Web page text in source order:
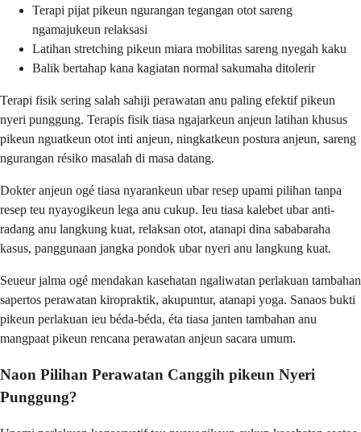
Terapi pijat pikeun ngurangan tegangan otot sareng
ngamajukeun relaksasi
Latihan stretching pikeun miara mobilitas sareng nyegah kaku
Balik bertahap kana kagiatan normal sakumaha ditolerir
Terapi fisik sering salah sahiji perawatan anu paling efektif pikeun
nyeri punggung. Terapis fisik tiasa ngajarkeun anjeun latihan khusus
pikeun nguatkeun otot inti anjeun, ningkatkeun postura anjeun, sareng
ngurangan résiko masalah di masa datang.
Dokter anjeun ogé tiasa nyarankeun ubar resep upami pilihan tanpa
resep teu nyayogikeun lega anu cukup. Ieu tiasa kalebet ubar anti-
radang anu langkung kuat, relaksan otot, atanapi dina sababaraha
kasus, panggunaan jangka pondok ubar nyeri anu langkung kuat.
Seueur jalma ogé mendakan kasehatan ngaliwatan perlakuan tambahan
sapertos perawatan kiropraktik, akupuntur, atanapi yoga. Sanaos bukti
pikeun perlakuan ieu béda-béda, éta tiasa janten tambahan anu
mangpaat pikeun rencana perawatan anjeun sacara umum.
Naon Pilihan Perawatan Canggih pikeun Nyeri
Punggung?